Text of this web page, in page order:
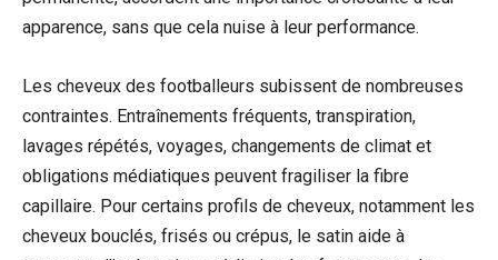
apparence, sans que cela nuise à leur performance.
Les cheveux des footballeurs subissent de nombreuses
contraintes. Entraînements fréquents, transpiration,
lavages répétés, voyages, changements de climat et
obligations médiatiques peuvent fragiliser la fibre
capillaire. Pour certains profils de cheveux, notamment les
cheveux bouclés, frisés ou crépus, le satin aide à